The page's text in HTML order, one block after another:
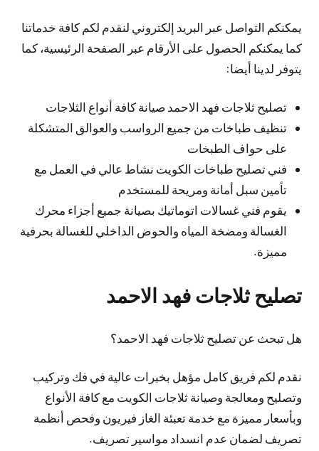
يمكنكم التواصل عبر البريد إلكتروني لنقدم لكم كافة خدماتنا
كما يمكنكم الحصول على الأرقام عبر الصفحة الرئيسية، كما
يتوفر لدينا أيضا:
تصليح ثلاجات فهد الاحمد صيانة كافة أنواع الثلاجات
تنظيف طباخات من جميع الرواسب والعوالق المتشكلة
على حواف الطبخات
فني تصليح طباخات الكويت نشاط عالي في العمل مع
تأمين سبل أمانة ومريحة للمستخدم
يقوم فني غسالات اتوماتيك بصيانة جميع أجزاء محرك
الغسالة ومضخة المياه والحوض الداخلي للغسالة بحرفية
مميزة.
تصليح ثلاجات فهد الاحمد
هل تبحث عن تصليح ثلاجات فهد الاحمد؟
نقدم لكم فريق كامل مؤهل بخبرات عالية في فك وتركيب
وتصليح ومعالجة وصيانة ثلاجات الكويت مع كافة الأنواع
وبأسعار مميزة مع خدمة تعبئة الغاز فيريون وفحص أنظمة
تصريف لضمان عدم انسداد مواسير تصريف.